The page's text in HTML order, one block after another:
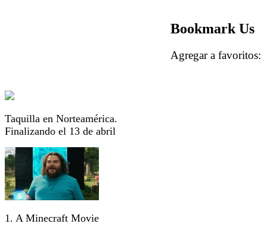
Taquilla en Norteamérica.
Finalizando el 13 de abril
1. A Minecraft Movie
Bookmark Us
Agregar a